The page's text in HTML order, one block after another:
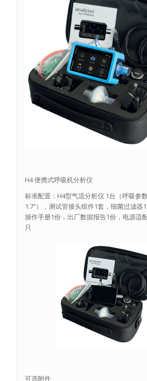
H4 便携式呼吸机分析仪
标准配置：H4型气流分析仪 1台（呼吸参
1.7”），测试管接头组件1套，细菌过滤器
操作手册1份，出厂数据报告1份，电源适
只
可选附件